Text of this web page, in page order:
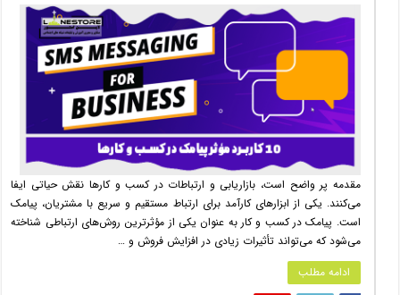
مقدمه پر واضح است، بازاریابی و ارتباطات در کسب و کارها نقش حیاتی ایفا
می‌کنند. یکی از ابزارهای کارآمد برای ارتباط مستقیم و سریع با مشتریان، پیامک
است. پیامک در کسب و کار به عنوان یکی از مؤثرترین روش‌های ارتباطی شناخته
می‌شود که می‌تواند تأثیرات زیادی در افزایش فروش و …
ادامه مطلب